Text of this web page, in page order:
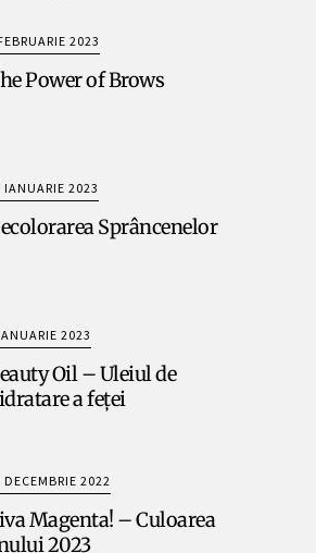
2023
Power of Brows
IANUARIE 2023
Sprâncenelor
2023
Oil – Uleiul de
a feței
DECEMBRIE 2022
Magenta! – Culoarea
2023